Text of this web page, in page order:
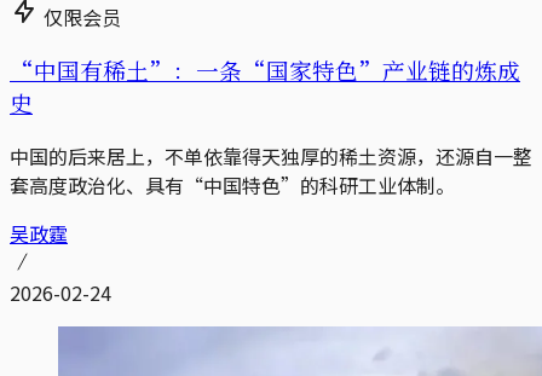
仅限会员
“中国有稀土”：一条“国家特色”产业链的炼成
史
中国的后来居上，不单依靠得天独厚的稀土资源，还源自一整
套高度政治化、具有“中国特色”的科研工业体制。
吴政霆
2026-02-24